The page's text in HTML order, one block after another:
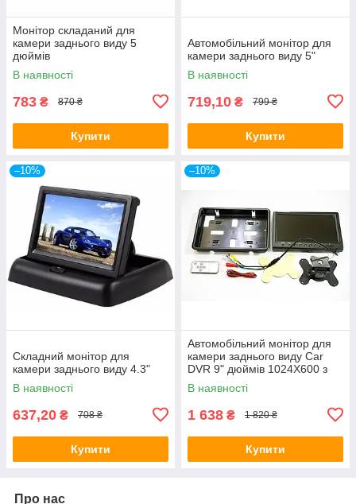
Монітор складаний для
камери заднього виду 5
дюймів
В наявності
783 ₴ 870 ₴
Купити
Автомобільний монітор для
камери заднього виду 5"
В наявності
719,10 ₴ 799 ₴
Купити
–10%
Складний монітор для
камери заднього виду 4.3"
В наявності
637,20 ₴ 708 ₴
Купити
–10%
Автомобільний монітор для
камери заднього виду Car
DVR 9" дюймів 1024Х600 з
пультом та рамкою
підголівника
В наявності
1 638 ₴ 1 820 ₴
Купити
Про нас